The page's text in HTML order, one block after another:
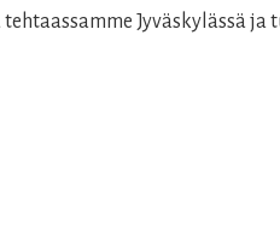
Jyväskylässä ja